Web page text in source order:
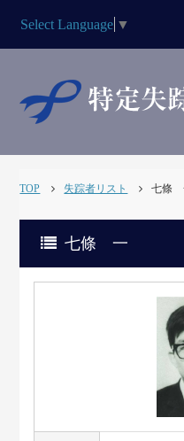
Select Language ▼
TOP 失踪者リスト 七條
七條 一